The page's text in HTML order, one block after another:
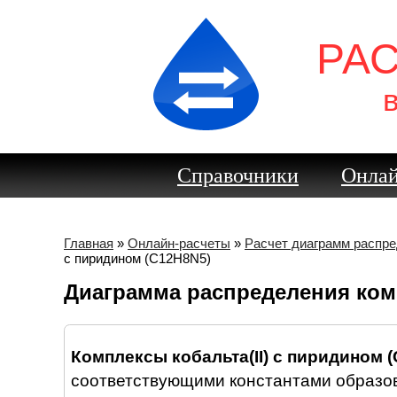
Справочники
Главная » Онлайн-расчеты » Расчет диаграмм
с пиридином (C12H8N5)
Диаграмма распределения
Комплексы кобальта(II) с пиридином
соответствующими константами